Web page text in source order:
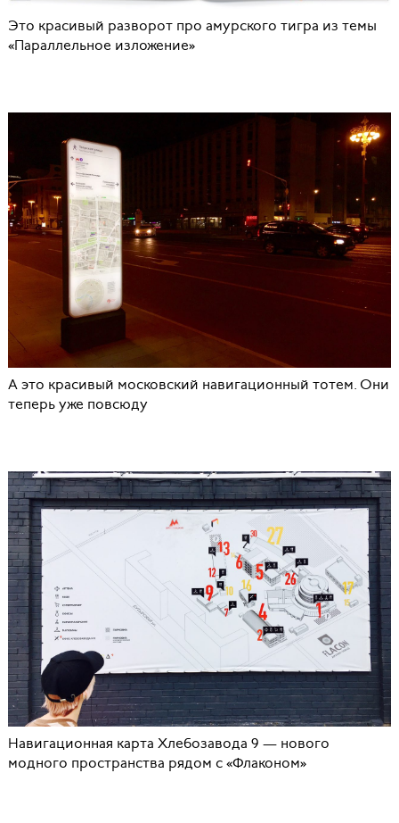
Это красивый разворот про амурского тигра из темы
«Параллельное изложение»
А это красивый московский навигационный тотем. Они
теперь уже повсюду
Навигационная карта Хлебозавода 9 — нового
модного пространства рядом с «Флаконом»